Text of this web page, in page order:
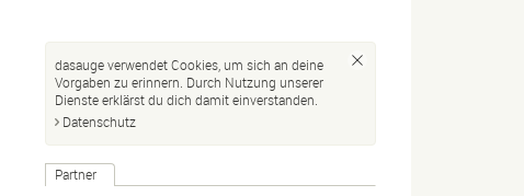
dasauge verwendet Cookies, um sich an deine
Vorgaben zu erinnern. Durch Nutzung unserer
Dienste erklärst du dich damit einverstanden.
Datenschutz
Partner